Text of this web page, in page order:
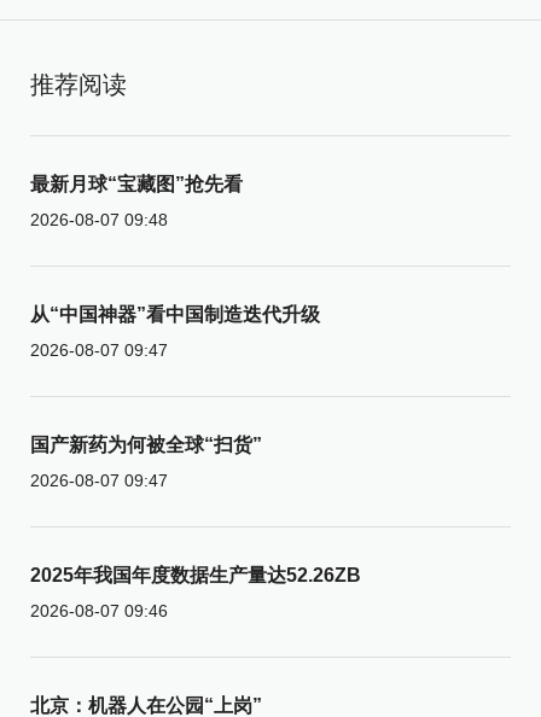
推荐阅读
最新月球“宝藏图”抢先看
2026-08-07 09:48
从“中国神器”看中国制造迭代升级
2026-08-07 09:47
国产新药为何被全球“扫货”
2026-08-07 09:47
2025年我国年度数据生产量达52.26ZB
2026-08-07 09:46
北京：机器人在公园“上岗”